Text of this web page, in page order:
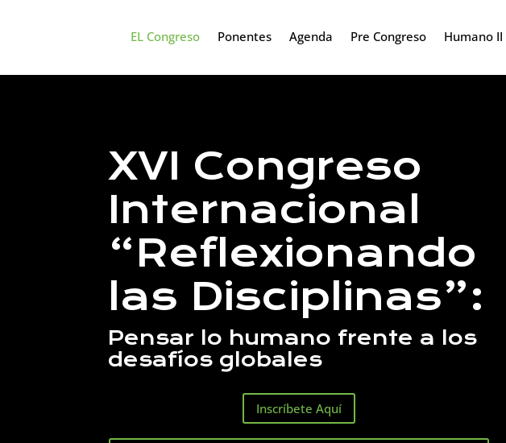
EL Congreso Ponentes Agenda Pre Congreso Humano II
XVI Congreso
Internacional
“Reflexionando
las Disciplinas”:
Pensar lo humano frente a los
desafíos globales
Inscríbete Aquí